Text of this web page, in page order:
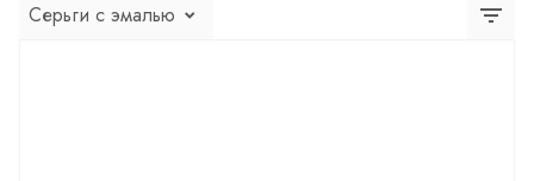
Серьги с эмалью